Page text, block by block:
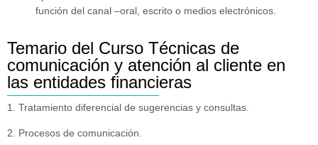
función del canal –oral, escrito o medios electrónicos.
Temario del Curso Técnicas de
comunicación y atención al cliente en
las entidades financieras
1. Tratamiento diferencial de sugerencias y consultas.
2. Procesos de comunicación.